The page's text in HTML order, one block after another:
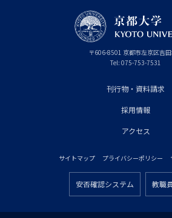
〒606-8501 京
都
府
京都市左京区吉
Tel: 075-753-7531
刊行物・資料請求
採用情報
アクセス
タ
サイトマップ プライバシーポリシー
ッ
安否確認システム 教職